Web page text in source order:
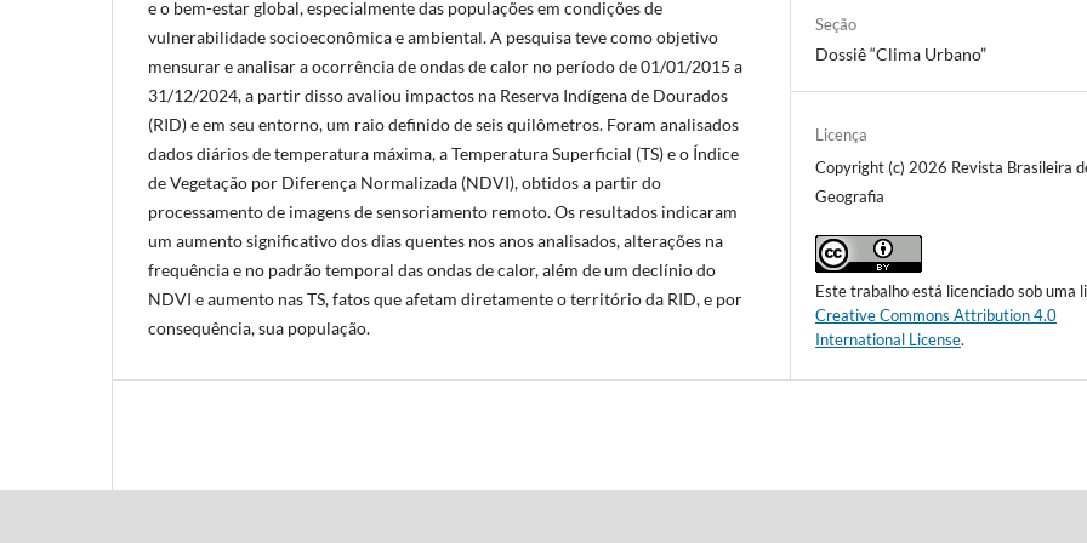
e o bem-estar global, especialmente das populações em condições de
vulnerabilidade socioeconômica e ambiental. A pesquisa teve como objetivo
mensurar e analisar a ocorrência de ondas de calor no período de 01/01/2015 a
31/12/2024, a partir disso avaliou impactos na Reserva Indígena de Dourados
(RID) e em seu entorno, um raio definido de seis quilômetros. Foram analisados
dados diários de temperatura máxima, a Temperatura Superficial (TS) e o Índice
de Vegetação por Diferença Normalizada (NDVI), obtidos a partir do
processamento de imagens de sensoriamento remoto. Os resultados indicaram
um aumento significativo dos dias quentes nos anos analisados, alterações na
frequência e no padrão temporal das ondas de calor, além de um declínio do
NDVI e aumento nas TS, fatos que afetam diretamente o território da RID, e por
consequência, sua população.
Seção
Dossiê “Clima Urbano”
Licença
Copyright (c) 2026 Revista Brasileira
Geografia
Este trabalho está licenciado sob uma
Creative Commons Attribution 4.0
International License.